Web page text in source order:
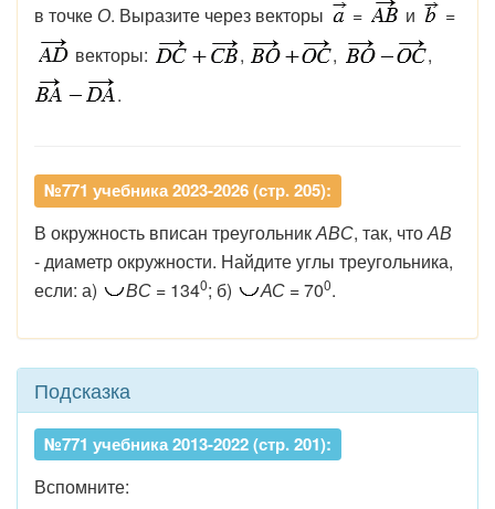
в точке О. Выразите через векторы = и
=
векторы:
, ,
,
.
№771 учебника 2023-2026 (стр. 205):
В окружность вписан треугольникАВС, так, чтоАВ
- диаметр окружности. Найдите углы треугольника,
если: а)
ВС = 1340; б) АС = 700.
Подсказка
№771 учебника 2013-2022 (стр. 201):
Вспомните: